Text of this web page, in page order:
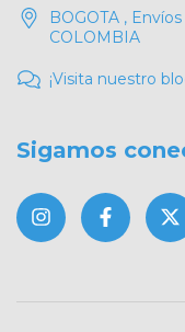
BOGOTA ,
COLOMBIA
¡Visita nuestro
Sigamos